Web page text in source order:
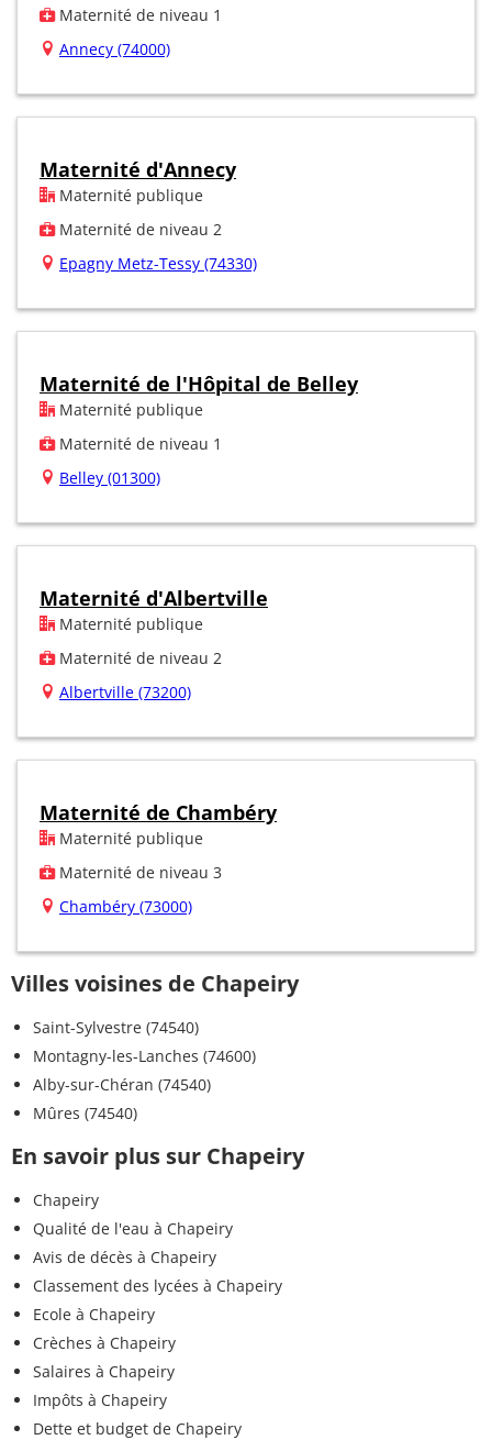
Maternité de niveau 1
Annecy (74000)
Maternité d'Annecy
Maternité publique
Maternité de niveau 2
Epagny Metz-Tessy (74330)
Maternité de l'Hôpital de Belley
Maternité publique
Maternité de niveau 1
Belley (01300)
Maternité d'Albertville
Maternité publique
Maternité de niveau 2
Albertville (73200)
Maternité de Chambéry
Maternité publique
Maternité de niveau 3
Chambéry (73000)
Villes voisines de Chapeiry
Saint-Sylvestre (74540)
Montagny-les-Lanches (74600)
Alby-sur-Chéran (74540)
Mûres (74540)
En savoir plus sur Chapeiry
Chapeiry
Qualité de l'eau à Chapeiry
Avis de décès à Chapeiry
Classement des lycées à Chapeiry
Ecole à Chapeiry
Crèches à Chapeiry
Salaires à Chapeiry
Impôts à Chapeiry
Dette et budget de Chapeiry